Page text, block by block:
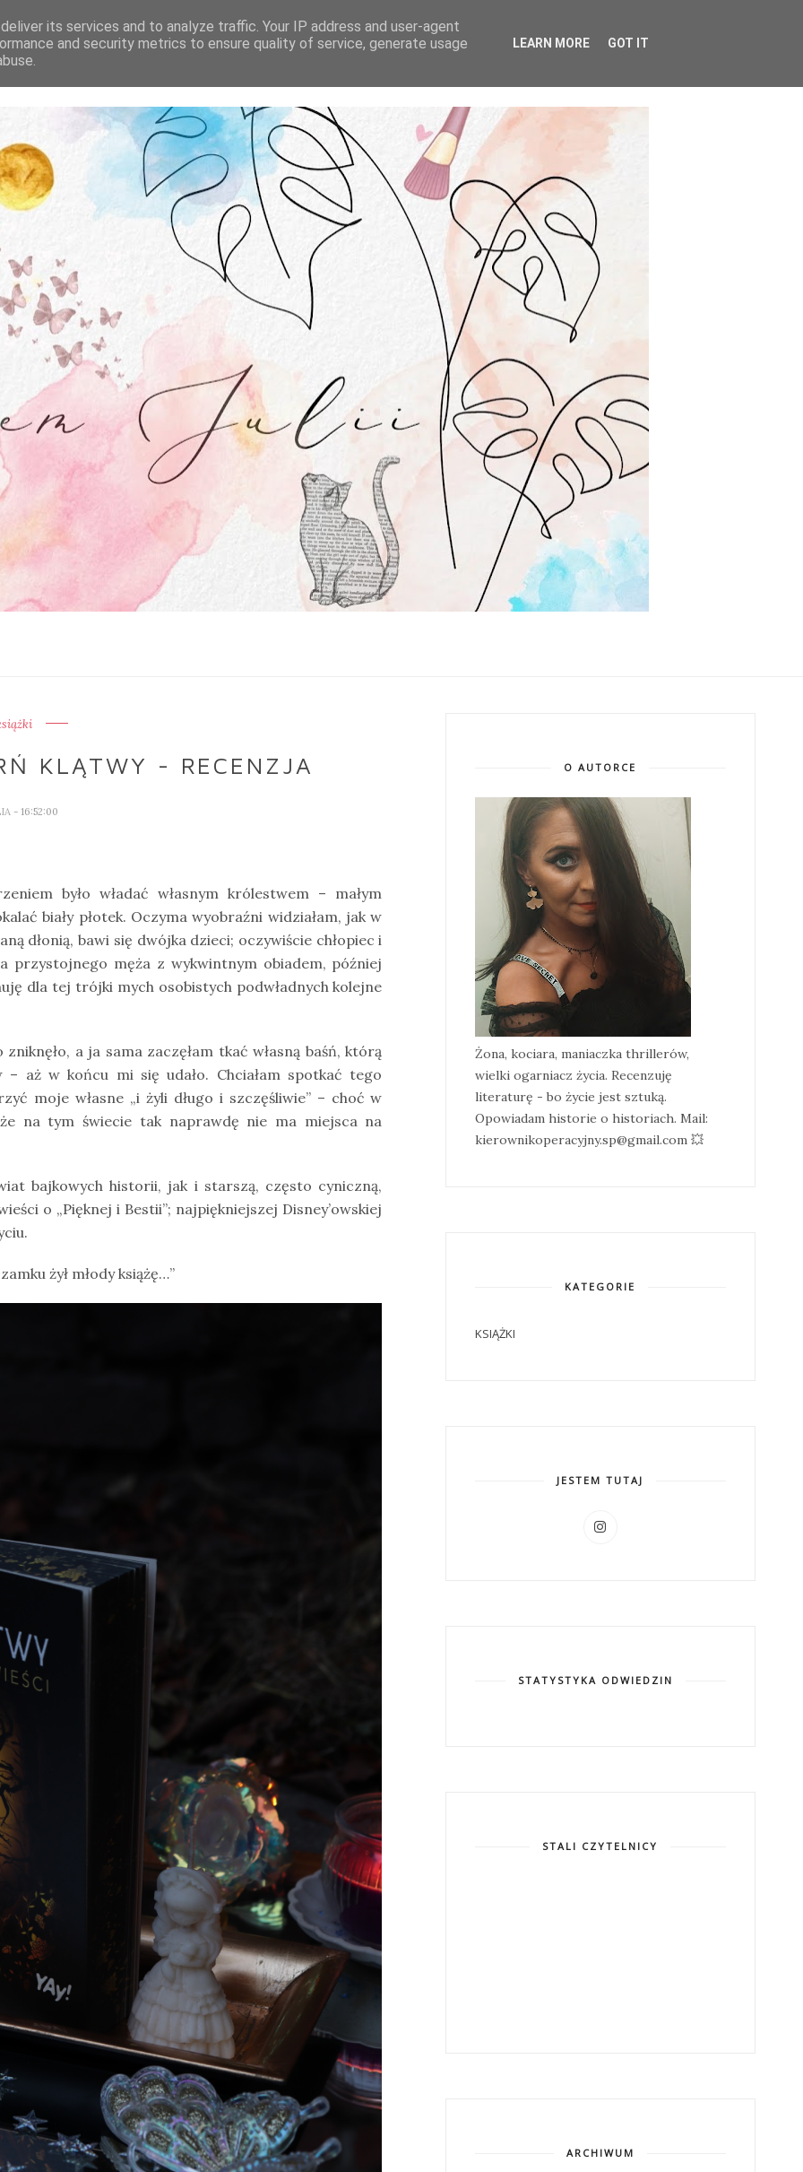
STRONA GŁÓWNA O MNIE WSPÓŁPRACA
KLĄTWY - RECENZJA
- 16:52:00
było władać własnym królestwem – małym
biały płotek. Oczyma wyobraźni widziałam, jak w
dłonią, bawi się dwójka dzieci; oczywiście chłopiec i
przystojnego męża z wykwintnym obiadem, później
dla tej trójki mych osobistych podwładnych kolejne
a ja sama zaczęłam tkać własną baśń, którą
aż w końcu mi się udało. Chciałam spotkać tego
moje własne „i żyli długo i szczęśliwie” – choć w
na tym świecie tak naprawdę nie ma miejsca na
bajkowych historii, jak i starszą, często cyniczną,
o „Pięknej i Bestii”; najpiękniejszej Disney’owskiej
żył młody książę…”
O AUTORCE
Żona, kociara, maniaczka thrillerów,
wielki ogarniacz życia. Recenzuję
literaturę - bo życie jest sztuką.
Opowiadam historie o historiach. Mail:
kierownikoperacyjny.sp@gmail.com 💥
KATEGORIE
KSIĄŻKI
JESTEM TUTAJ
STATYSTYKA ODWIEDZIN
STALI CZYTELNICY
ARCHIWUM
its services and to analyze traffic. Your IP address and user-agent
and security metrics to ensure quality of service, generate usage
LEARN MORE GOT IT